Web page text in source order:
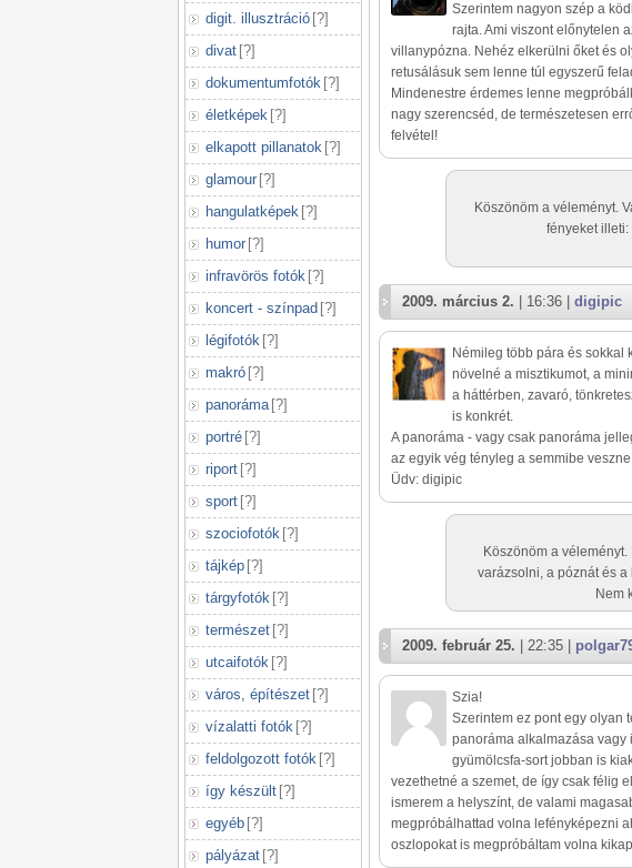
digit. illusztráció [?]
divat [?]
dokumentumfotók [?]
életképek [?]
elkapott pillanatok [?]
glamour [?]
hangulatképek [?]
humor [?]
infravörös fotók [?]
koncert - színpad [?]
légifotók [?]
makró [?]
panoráma [?]
portré [?]
riport [?]
sport [?]
szociofotók [?]
tájkép [?]
tárgyfotók [?]
természet [?]
utcaifotók [?]
város, építészet [?]
vízalatti fotók [?]
feldolgozott fotók [?]
így készült [?]
egyéb [?]
pályázat [?]
Szerintem nagyon szép a
rajta. Ami viszont előnytelen
villanypózna. Nehéz elkerülni őket és
retusálásuk sem lenne túl egyszerű
Mindenestre érdemes lenne
nagy szerencséd, de természetesen
felvétel!
Köszönöm a véleményt.
fényeket illeti:
2009. március 2. | 16:36 | digipic
Némileg több pára és sokkal
növelné a misztikumot, a
a háttérben, zavaró,
is konkrét.
A panoráma - vagy csak panoráma
az egyik vég tényleg a semmibe
Üdv: digipic
Köszönöm a
varázsolni, a póznát és
Nem
2009. február 25. | 22:35 |
Szia!
Szerintem ez pont egy olyan
panoráma alkalmazása vagy
gyümölcsfa-sort jobban is
vezethetné a szemet, de így csak félig
ismerem a helyszínt, de valami
megpróbálhattad volna lefényképezni
oszlopokat is megpróbáltam volna